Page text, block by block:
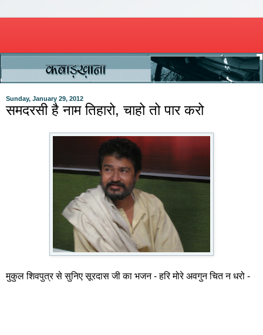
Sunday, January 29, 2012
समदरसी है नाम तिहारो, चाहो तो पार करो
मुकुल शिवपुत्र से सुनिए सूरदास जी का भजन - हरि मोरे अवगुन चित न धरो -